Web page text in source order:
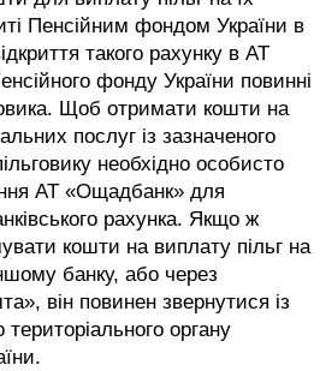
Пенсійним фондом України в
такого рахунку в АТ
фонду України повинні
Щоб отримати кошти на
послуг із зазначеного
необхідно особисто
АТ «Ощадбанк» для
рахунка. Якщо ж
кошти на виплату пільг на
банку, або через
він повинен звернутися із
органу